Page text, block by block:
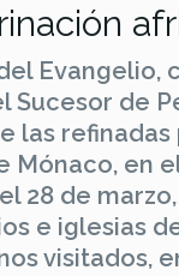
Evangelio,
Sucesor de
las refinadas
Mónaco, en
28 de
e iglesias
visitados,